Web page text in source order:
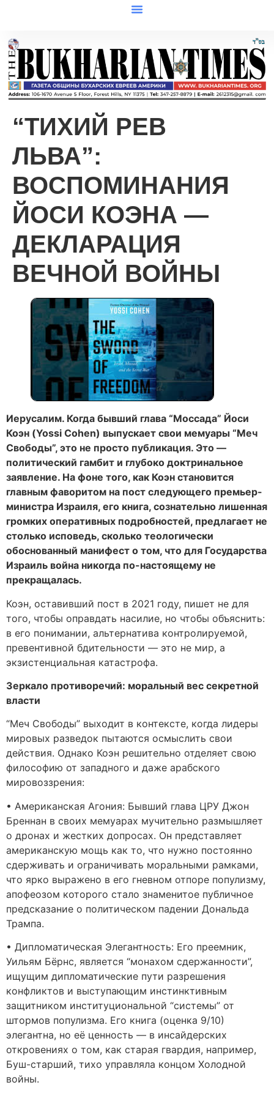
“ТИХИЙ РЕВ
ЛЬВА”:
ВОСПОМИНАНИЯ
ЙОСИ КОЭНА —
ДЕКЛАРАЦИЯ
ВЕЧНОЙ ВОЙНЫ
Иерусалим. Когда бывший глава “Моссада” Йоси
Коэн (Yossi Cohen) выпускает свои мемуары “Меч
Свободы”, это не просто публикация. Это —
политический гамбит и глубоко доктринальное
заявление. На фоне того, как Коэн становится
главным фаворитом на пост следующего премьер-
министра Израиля, его книга, сознательно лишенная
громких оперативных подробностей, предлагает не
столько исповедь, сколько теологически
обоснованный манифест о том, что для Государства
Израиль война никогда по-настоящему не
прекращалась.
Коэн, оставивший пост в 2021 году, пишет не для
того, чтобы оправдать насилие, но чтобы объяснить:
в его понимании, альтернатива контролируемой,
превентивной бдительности — это не мир, а
экзистенциальная катастрофа.
Зеркало противоречий: моральный вес секретной
власти
“Меч Свободы” выходит в контексте, когда лидеры
мировых разведок пытаются осмыслить свои
действия. Однако Коэн решительно отделяет свою
философию от западного и даже арабского
мировоззрения:
• Американская Агония: Бывший глава ЦРУ Джон
Бреннан в своих мемуарах мучительно размышляет
о дронах и жестких допросах. Он представляет
американскую мощь как то, что нужно постоянно
сдерживать и ограничивать моральными рамками,
что ярко выражено в его гневном отпоре популизму,
апофеозом которого стало знаменитое публичное
предсказание о политическом падении Дональда
Трампа.
• Дипломатическая Элегантность: Его преемник,
Уильям Бёрнс, является “монахом сдержанности”,
ищущим дипломатические пути разрешения
конфликтов и выступающим инстинктивным
защитником институциональной “системы” от
штормов популизма. Его книга (оценка 9/10)
элегантна, но её ценность — в инсайдерских
откровениях о том, как старая гвардия, например,
Буш-старший, тихо управляла концом Холодной
войны.